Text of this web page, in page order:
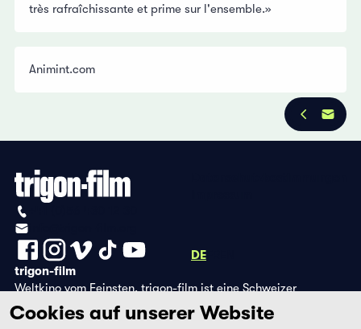
très rafraîchissante et prime sur l'ensemble.»
Animint.com
DE
trigon-film
Weltkino vom Feinsten. trigon-film ist eine Schweizer
Filmstiftung, die seit 1988 sorgfältig ausgewählte Filme aus
Lateinamerika, Asien, Afrika und dem östlichen Europa im
Cookies auf unserer Website